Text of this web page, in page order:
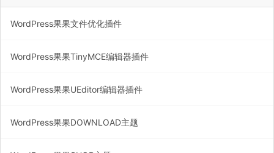
WordPress果果文件优化插件
WordPress果果TinyMCE编辑器插件
WordPress果果UEditor编辑器插件
WordPress果果DOWNLOAD主题